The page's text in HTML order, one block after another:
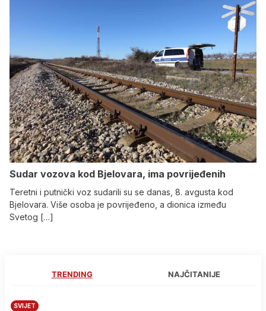
Sudar vozova kod Bjelovara, ima povrijeđenih
Teretni i putnički voz sudarili su se danas, 8. avgusta kod
Bjelovara. Više osoba je povrijeđeno, a dionica između
Svetog […]
TRENDING NAJČITANIJE
SVIJET